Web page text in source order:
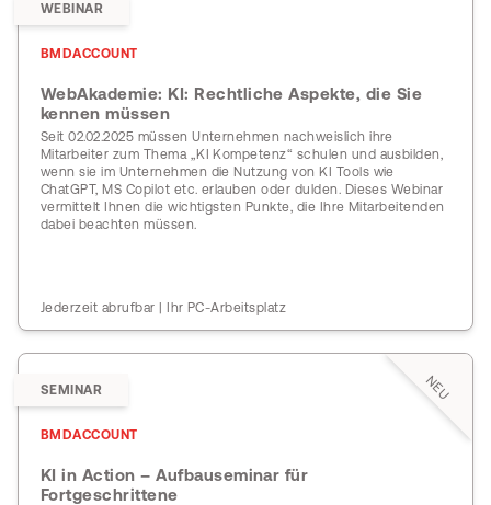
WEBINAR
BMDACCOUNT
WebAkademie: KI: Rechtliche Aspekte, die Sie
kennen müssen
Seit 02.02.2025 müssen Unternehmen nachweislich ihre
Mitarbeiter zum Thema „KI Kompetenz“ schulen und ausbilden,
wenn sie im Unternehmen die Nutzung von KI Tools wie
ChatGPT, MS Copilot etc. erlauben oder dulden. Dieses Webinar
vermittelt Ihnen die wichtigsten Punkte, die Ihre Mitarbeitenden
dabei beachten müssen.
Jederzeit abrufbar | Ihr PC-Arbeitsplatz
NEU
SEMINAR
BMDACCOUNT
KI in Action – Aufbauseminar für
Fortgeschrittene